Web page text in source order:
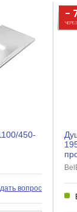
Нет
450-
вопрос
−